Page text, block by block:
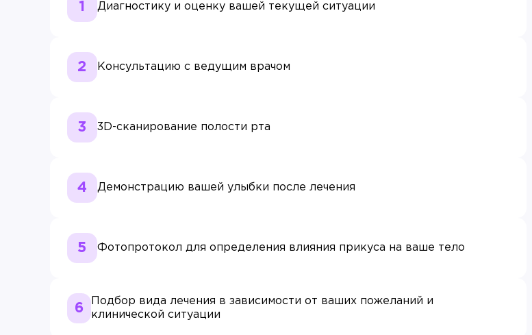
Диагностику и оценку вашей текущей ситуации
Консультацию с ведущим врачом
3D-сканирование полости рта
Демонстрацию вашей улыбки после лечения
Фотопротокол для определения влияния прикуса на ваше тело
Подбор вида лечения в зависимости от ваших пожеланий и
клинической ситуации